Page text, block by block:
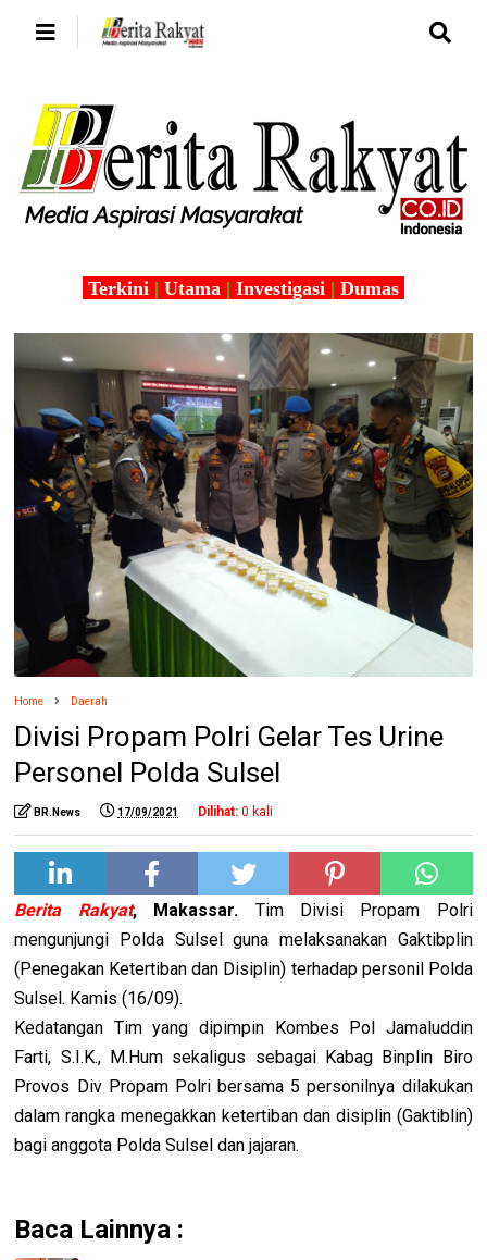
Terkini | Utama | Investigasi | Dumas
Home Daerah
Divisi Propam Polri Gelar Tes Urine
Personel Polda Sulsel
BR.News 17/09/2021 Dilihat: 0 kali
Berita Rakyat, Makassar. Tim Divisi Propam Polri
mengunjungi Polda Sulsel guna melaksanakan Gaktibplin
(Penegakan Ketertiban dan Disiplin) terhadap personil Polda
Sulsel. Kamis (16/09).
Kedatangan Tim yang dipimpin Kombes Pol Jamaluddin
Farti, S.I.K., M.Hum sekaligus sebagai Kabag Binplin Biro
Provos Div Propam Polri bersama 5 personilnya dilakukan
dalam rangka menegakkan ketertiban dan disiplin (Gaktiblin)
bagi anggota Polda Sulsel dan jajaran.
Baca Lainnya :